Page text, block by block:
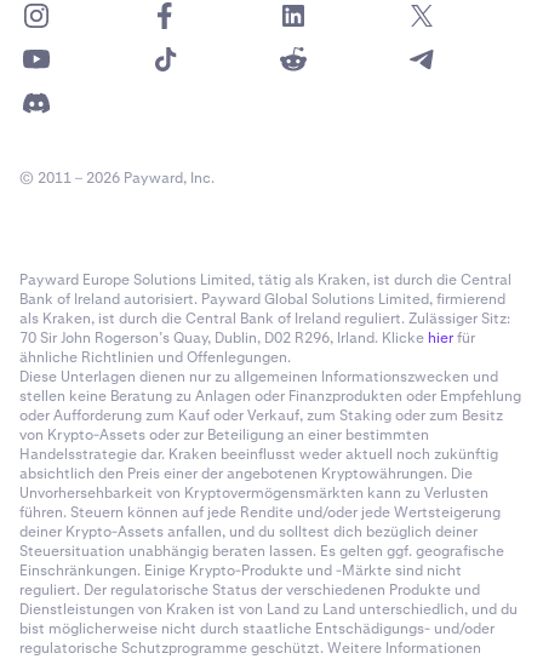
© 2011 – 2026 Payward, Inc.
Payward Europe Solutions Limited, tätig als Kraken, ist durch die Central
Bank of Ireland autorisiert. Payward Global Solutions Limited, firmierend
als Kraken, ist durch die Central Bank of Ireland reguliert. Zulässiger Sitz:
70 Sir John Rogerson’s Quay, Dublin, D02 R296, Irland. Klicke hierfür
ähnliche Richtlinien und Offenlegungen.
Diese Unterlagen dienen nur zu allgemeinen Informationszwecken und
stellen keine Beratung zu Anlagen oder Finanzprodukten oder Empfehlung
oder Aufforderung zum Kauf oder Verkauf, zum Staking oder zum Besitz
von Krypto-Assets oder zur Beteiligung an einer bestimmten
Handelsstrategie dar. Kraken beeinflusst weder aktuell noch zukünftig
absichtlich den Preis einer der angebotenen Kryptowährungen. Die
Unvorhersehbarkeit von Kryptovermögensmärkten kann zu Verlusten
führen. Steuern können auf jede Rendite und/oder jede Wertsteigerung
deiner Krypto-Assets anfallen, und du solltest dich bezüglich deiner
Steuersituation unabhängig beraten lassen. Es gelten ggf. geografische
Einschränkungen. Einige Krypto-Produkte und -Märkte sind nicht
reguliert. Der regulatorische Status der verschiedenen Produkte und
Dienstleistungen von Kraken ist von Land zu Land unterschiedlich, und du
bist möglicherweise nicht durch staatliche Entschädigungs- und/oder
regulatorische Schutzprogramme geschützt. Weitere Informationen